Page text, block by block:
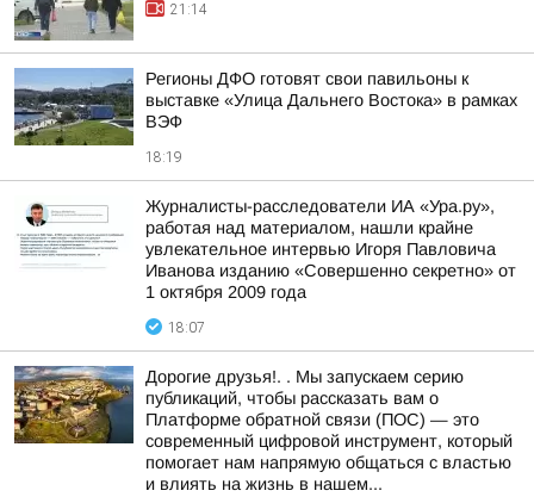
21:14
Регионы ДФО готовят свои павильоны к
выставке «Улица Дальнего Востока» в рамках
ВЭФ
18:19
Журналисты-расследователи ИА «Ура.ру»,
работая над материалом, нашли крайне
увлекательное интервью Игоря Павловича
Иванова изданию «Совершенно секретно» от
1 октября 2009 года
18:07
Дорогие друзья!. . Мы запускаем серию
публикаций, чтобы рассказать вам о
Платформе обратной связи (ПОС) — это
современный цифровой инструмент, который
помогает нам напрямую общаться с властью
и влиять на жизнь в нашем...